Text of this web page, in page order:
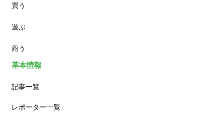
ランチ
カフェ
買う
遊ぶ
商う
基本情報
記事一覧
レポーター一覧